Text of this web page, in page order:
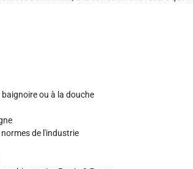
ou à la douche
de l'industrie